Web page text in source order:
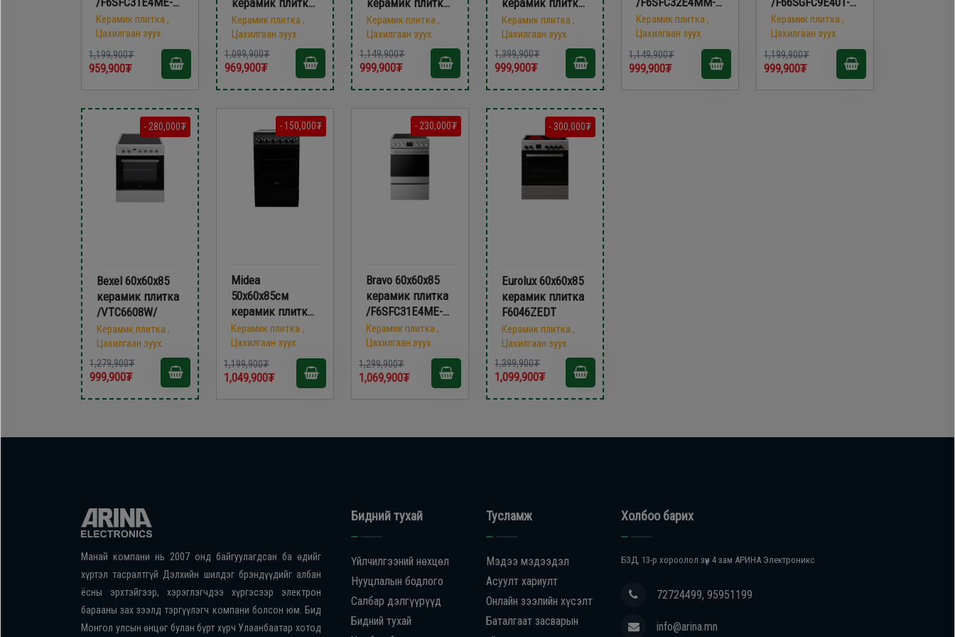
CS/
Керамик плитка ,
Цахилгаан зуух
1,199,900₮
959,900₮
керамик плитка
VG5055XXVG
Керамик плитка ,
Цахилгаан зуух
1,099,900₮
969,900₮
керамик плитка
F5043NECB
Керамик плитка ,
Цахилгаан зуух
1,149,900₮
999,900₮
керамик плитка
FS6060SHL
Керамик плитка ,
Цахилгаан зуух
1,399,900₮
999,900₮
CC/
Керамик плитка ,
Цахилгаан зуух
1,149,900₮
999,900₮
W-850/
Керамик плитка ,
Цахилгаан зуух
1,199,900₮
999,900₮
- 280,000₮
Bexel 60х60х85
керамик плитка
/VTC6608W/
Керамик плитка ,
Цахилгаан зуух
1,279,900₮
999,900₮
- 150,000₮
Midea
50х60х85см
керамик плитка
/FSC-506EB/
Керамик плитка ,
Цахилгаан зуух
1,199,900₮
1,049,900₮
- 230,000₮
Bravo 60х60х85
керамик плитка
/F6SFC31E4ME-
SS inox/
Керамик плитка ,
Цахилгаан зуух
1,299,900₮
1,069,900₮
- 300,000₮
Eurolux 60х60x85
керамик плитка
F6046ZEDT
Керамик плитка ,
Цахилгаан зуух
1,399,900₮
1,099,900₮
Манай компани нь 2007 онд байгуулагдсан ба өдийг
хүртэл тасралтгүй Дэлхийн шилдэг брэндүүдийг албан
ёсны эрхтэйгээр, хэрэглэгчдээ хүргэсээр электрон
барааны зах зээлд тэргүүлэгч компани болсон юм. Бид
Монгол улсын өнцөг булан бүрт хүрч Улаанбаатар хотод
Бидний тухай
Үйлчилгээний нөхцөл
Нууцлалын бодлого
Салбар дэлгүүрүүд
Бидний тухай
Тусламж
Мэдээ мэдээдэл
Асуулт хариулт
Онлайн зээлийн хүсэлт
Баталгаат засварын
Холбоо барих
БЗД, 13-р хороолол зүүн 4 зам АРИНА Электроникс
72724499, 95951199
info@arina.mn